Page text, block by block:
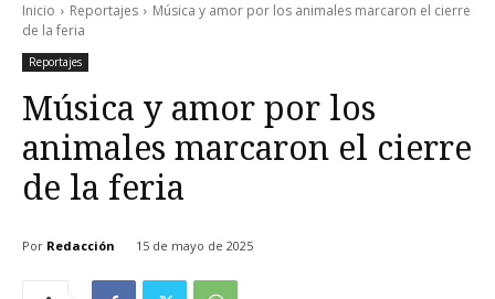
Inicio Reportajes
Música y amor por los animales marcaron el cierre
de la feria
Reportajes
Música y amor por los
animales marcaron el cierre
de la feria
Por Redacción 15 de mayo de 2025